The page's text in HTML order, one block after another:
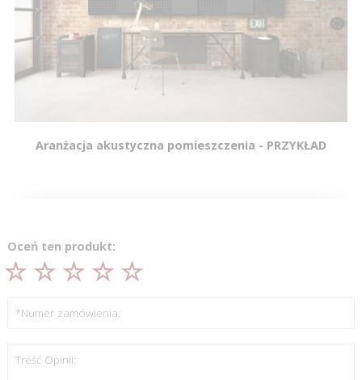
Aranżacja akustyczna pomieszczenia - PRZYKŁAD
Oceń ten produkt:
*Numer zamówienia:
Treść Opinii: